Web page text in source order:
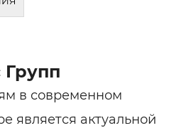
в современном
является актуальной